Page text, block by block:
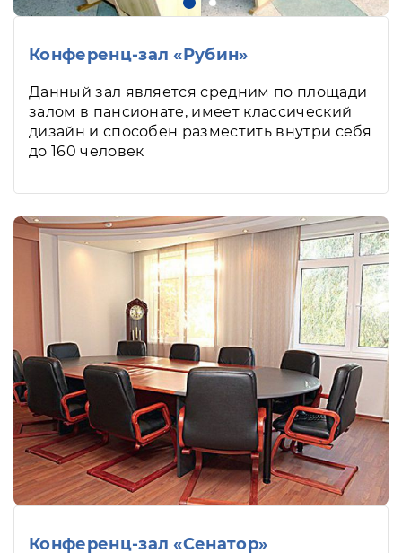
Конференц-зал «Рубин»
Данный зал является средним по площади
залом в пансионате, имеет классический
дизайн и способен разместить внутри себя
до 160 человек
Конференц-зал «Сенатор»